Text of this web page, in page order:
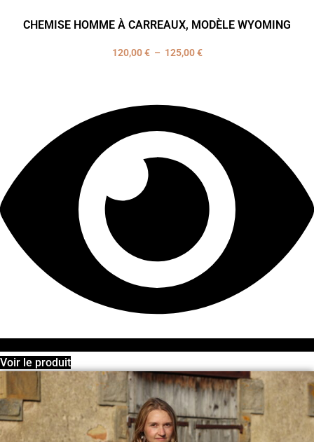
CHEMISE HOMME À CARREAUX, MODÈLE WYOMING
120,00€ – 125,00€Plage
à
125,00 €
Voir le produit